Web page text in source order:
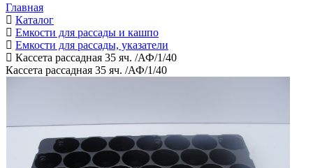
Главная
Каталог
Емкости для рассады и кашпо
Емкости для рассады, указатели
Кассета рассадная 35 яч. /АФ/1/40
Кассета рассадная 35 яч. /АФ/1/40